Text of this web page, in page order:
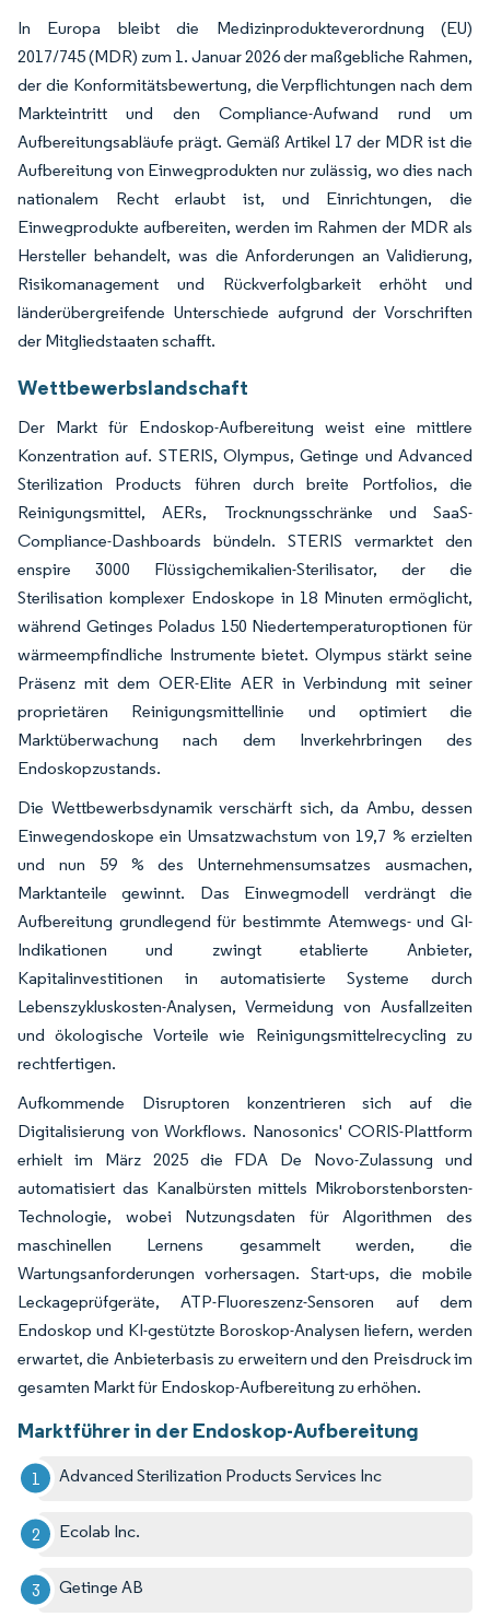
In Europa bleibt die Medizinprodukteverordnung (EU)
2017/745 (MDR) zum 1. Januar 2026 der maßgebliche Rahmen,
der die Konformitätsbewertung, die Verpflichtungen nach dem
Markteintritt und den Compliance-Aufwand rund um
Aufbereitungsabläufe prägt. Gemäß Artikel 17 der MDR ist die
Aufbereitung von Einwegprodukten nur zulässig, wo dies nach
nationalem Recht erlaubt ist, und Einrichtungen, die
Einwegprodukte aufbereiten, werden im Rahmen der MDR als
Hersteller behandelt, was die Anforderungen an Validierung,
Risikomanagement und Rückverfolgbarkeit erhöht und
länderübergreifende Unterschiede aufgrund der Vorschriften
der Mitgliedstaaten schafft.
Wettbewerbslandschaft
Der Markt für Endoskop-Aufbereitung weist eine mittlere
Konzentration auf. STERIS, Olympus, Getinge und Advanced
Sterilization Products führen durch breite Portfolios, die
Reinigungsmittel, AERs, Trocknungsschränke und SaaS-
Compliance-Dashboards bündeln. STERIS vermarktet den
enspire 3000 Flüssigchemikalien-Sterilisator, der die
Sterilisation komplexer Endoskope in 18 Minuten ermöglicht,
während Getinges Poladus 150 Niedertemperaturoptionen für
wärmeempfindliche Instrumente bietet. Olympus stärkt seine
Präsenz mit dem OER-Elite AER in Verbindung mit seiner
proprietären Reinigungsmittellinie und optimiert die
Marktüberwachung nach dem Inverkehrbringen des
Endoskopzustands.
Die Wettbewerbsdynamik verschärft sich, da Ambu, dessen
Einwegendoskope ein Umsatzwachstum von 19,7 % erzielten
und nun 59 % des Unternehmensumsatzes ausmachen,
Marktanteile gewinnt. Das Einwegmodell verdrängt die
Aufbereitung grundlegend für bestimmte Atemwegs- und GI-
Indikationen und zwingt etablierte Anbieter,
Kapitalinvestitionen in automatisierte Systeme durch
Lebenszykluskosten-Analysen, Vermeidung von Ausfallzeiten
und ökologische Vorteile wie Reinigungsmittelrecycling zu
rechtfertigen.
Aufkommende Disruptoren konzentrieren sich auf die
Digitalisierung von Workflows. Nanosonics' CORIS-Plattform
erhielt im März 2025 die FDA De Novo-Zulassung und
automatisiert das Kanalbürsten mittels Mikroborstenborsten-
Technologie, wobei Nutzungsdaten für Algorithmen des
maschinellen Lernens gesammelt werden, die
Wartungsanforderungen vorhersagen. Start-ups, die mobile
Leckageprüfgeräte, ATP-Fluoreszenz-Sensoren auf dem
Endoskop und KI-gestützte Boroskop-Analysen liefern, werden
erwartet, die Anbieterbasis zu erweitern und den Preisdruck im
gesamten Markt für Endoskop-Aufbereitung zu erhöhen.
Marktführer in der Endoskop-Aufbereitung
Advanced Sterilization Products Services Inc
Ecolab Inc.
Getinge AB